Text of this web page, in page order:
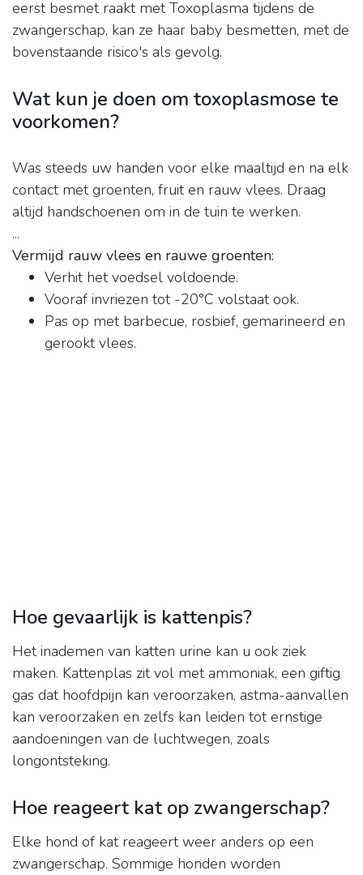
eerst besmet raakt met Toxoplasma tijdens de
zwangerschap, kan ze haar baby besmetten, met de
bovenstaande risico's als gevolg.
Wat kun je doen om toxoplasmose te
voorkomen?
Was steeds uw handen voor elke maaltijd en na elk
contact met groenten, fruit en rauw vlees. Draag
altijd handschoenen om in de tuin te werken.
...
Vermijd rauw vlees en rauwe groenten:
Verhit het voedsel voldoende.
Vooraf invriezen tot -20°C volstaat ook.
Pas op met barbecue, rosbief, gemarineerd en
gerookt vlees.
Hoe gevaarlijk is kattenpis?
Het inademen van katten urine kan u ook ziek
maken. Kattenplas zit vol met ammoniak, een giftig
gas dat hoofdpijn kan veroorzaken, astma-aanvallen
kan veroorzaken en zelfs kan leiden tot ernstige
aandoeningen van de luchtwegen, zoals
longontsteking.
Hoe reageert kat op zwangerschap?
Elke hond of kat reageert weer anders op een
zwangerschap. Sommige honden worden